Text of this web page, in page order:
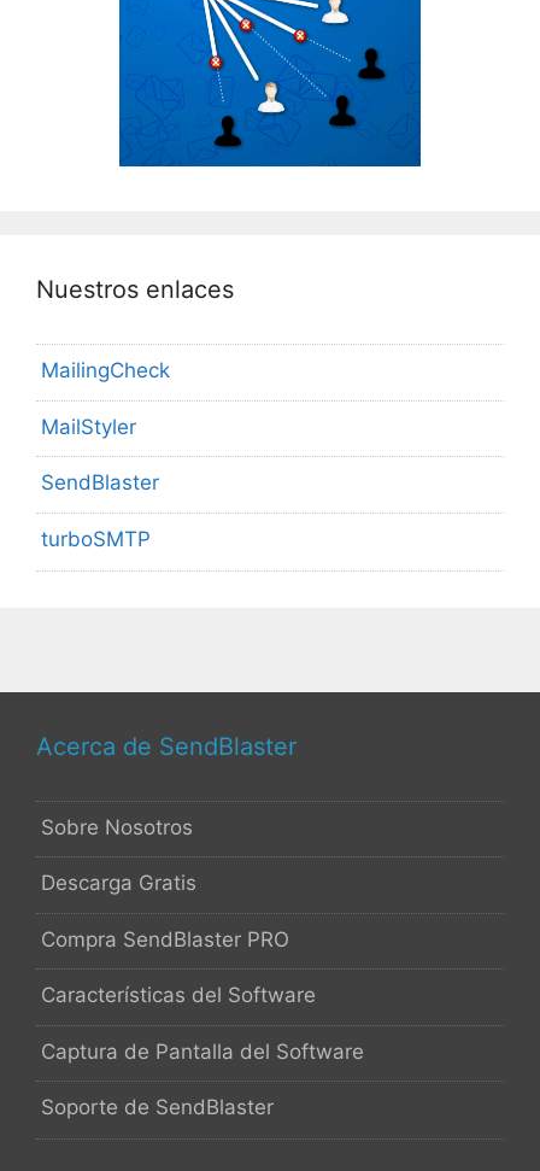
Nuestros enlaces
MailingCheck
MailStyler
SendBlaster
turboSMTP
Acerca de SendBlaster
Sobre Nosotros
Descarga Gratis
Compra SendBlaster PRO
Características del Software
Captura de Pantalla del Software
Soporte de SendBlaster